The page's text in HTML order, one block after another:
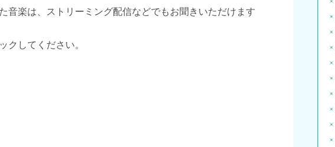
音楽は、ストリーミング配信などでもお聞きいただけます
クしてください。